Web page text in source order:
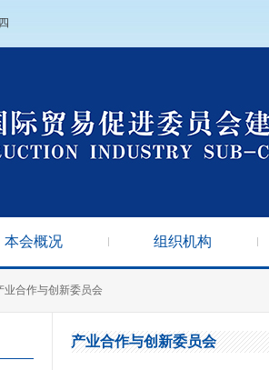
本会概况 组织机构
业合作与创新委员会
产业合作与创新委员会